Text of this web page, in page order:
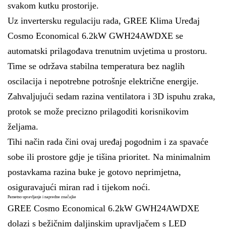
svakom kutku prostorije.
Uz invertersku regulaciju rada, GREE Klima Uređaj
Cosmo Economical 6.2kW GWH24AWDXE se
automatski prilagođava trenutnim uvjetima u prostoru.
Time se održava stabilna temperatura bez naglih
oscilacija i nepotrebne potrošnje električne energije.
Zahvaljujući sedam razina ventilatora i 3D ispuhu zraka,
protok se može precizno prilagoditi korisnikovim
željama.
Tihi način rada čini ovaj uređaj pogodnim i za spavaće
sobe ili prostore gdje je tišina prioritet. Na minimalnim
postavkama razina buke je gotovo neprimjetna,
osiguravajući miran rad i tijekom noći.
Pametno upravljanje i napredne značajke
GREE Cosmo Economical 6.2kW GWH24AWDXE
dolazi s bežičnim daljinskim upravljačem s LED